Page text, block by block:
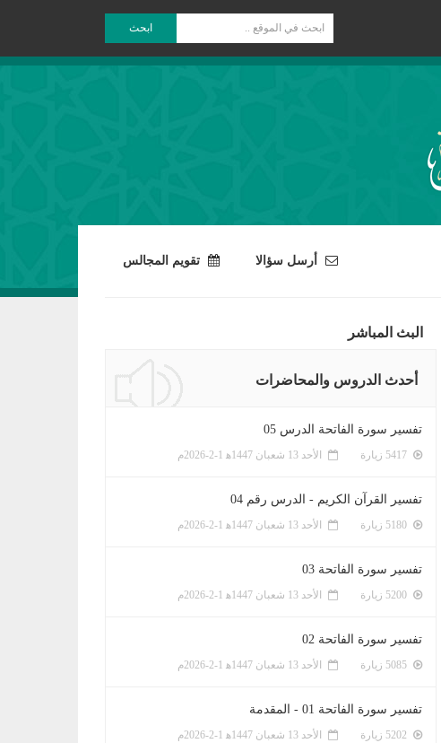
ابحث
أرسل سؤالا تقويم المجالس
البث المباشر
أحدث الدروس والمحاضرات
تفسير سورة الفاتحة الدرس 05
الأحد 13 شعبان 1447ﻫ 1-2-2026م
تفسير القرآن الكريم - الدرس رقم 04
الأحد 13 شعبان 1447ﻫ 1-2-2026م
تفسير سورة الفاتحة 03
الأحد 13 شعبان 1447ﻫ 1-2-2026م
تفسير سورة الفاتحة 02
الأحد 13 شعبان 1447ﻫ 1-2-2026م
تفسير سورة الفاتحة 01 - المقدمة
الأحد 13 شعبان 1447ﻫ 1-2-2026م